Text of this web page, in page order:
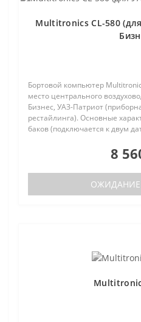
Multitronics CL-580
Бортовой компьютер
место центрального
Бизнес, УАЗ-Патриот
рестайлинга). Основные
баков (подключается к двум
8
ОЖИДАНИЕ